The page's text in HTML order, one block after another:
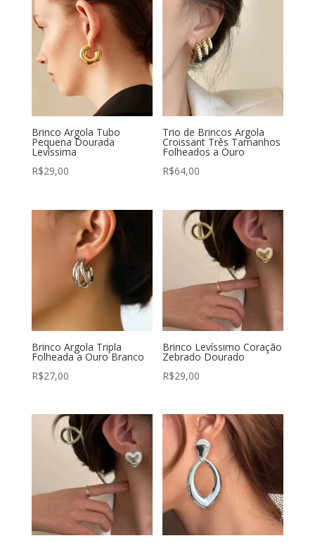
Brinco Argola Tubo
Pequena Dourada
Levíssima
R$29,00
Trio de Brincos Argola
Croissant Três Tamanhos
Folheados a Ouro
R$64,00
Brinco Argola Tripla
Folheada a Ouro Branco
R$27,00
Brinco Levíssimo Coração
Zebrado Dourado
R$29,00